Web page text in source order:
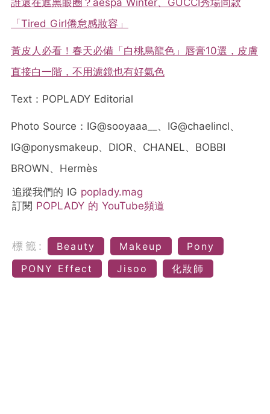
誰還在遮黑眼圈？aespa Winter、GUCCI秀場同款
「Tired Girl倦怠感妝容」
黃皮人必看！春天必備「白桃烏龍色」唇膏10選，皮膚
直接白一階，不用濾鏡也有好氣色
Text：POPLADY Editorial
Photo Source： IG@sooyaaa__、IG@chaelincl、
IG@ponysmakeup、DIOR、CHANEL、BOBBI
BROWN、Hermès
追蹤我們的 IG poplady.mag
訂閱 POPLADY 的 YouTube頻道
標籤: Beauty Makeup
Pony
PONY Effect
Jisoo 化妝師